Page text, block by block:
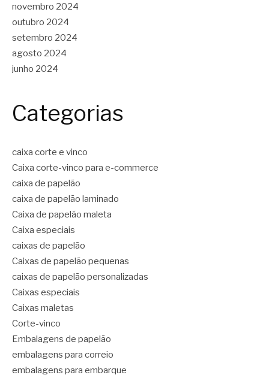
novembro 2024
outubro 2024
setembro 2024
agosto 2024
junho 2024
Categorias
caixa corte e vinco
Caixa corte-vinco para e-commerce
caixa de papelão
caixa de papelão laminado
Caixa de papelão maleta
Caixa especiais
caixas de papelão
Caixas de papelão pequenas
caixas de papelão personalizadas
Caixas especiais
Caixas maletas
Corte-vinco
Embalagens de papelão
embalagens para correio
embalagens para embarque